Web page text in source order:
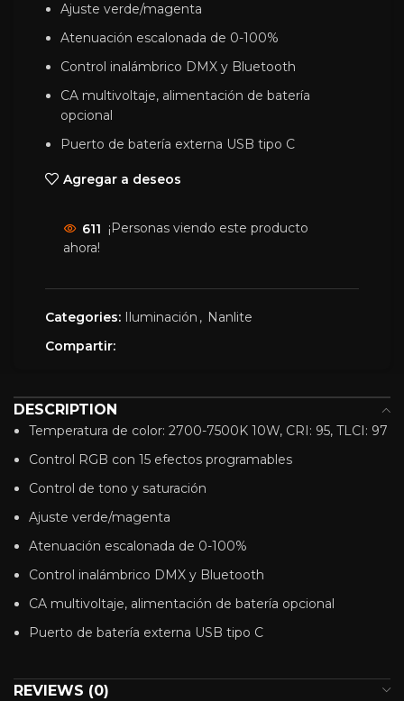
Ajuste verde/magenta
Atenuación escalonada de 0-100%
Control inalámbrico DMX y Bluetooth
CA multivoltaje, alimentación de batería
opcional
Puerto de batería externa USB tipo C
Agregar a deseos
611 ¡Personas viendo este producto
ahora!
Categories: Iluminación , Nanlite
Compartir:
DESCRIPTION
Temperatura de color: 2700-7500K 10W, CRI: 95, TLCI: 97
Control RGB con 15 efectos programables
Control de tono y saturación
Ajuste verde/magenta
Atenuación escalonada de 0-100%
Control inalámbrico DMX y Bluetooth
CA multivoltaje, alimentación de batería opcional
Puerto de batería externa USB tipo C
REVIEWS (0)